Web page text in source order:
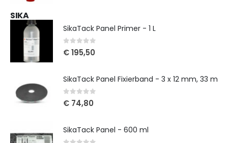
SIKA
SikaTack Panel Primer - 1 L
0out of 5
€195,50
SikaTack Panel Fixierband - 3 x 12 mm, 33 m
0out of 5
€ 74,80
SikaTack Panel - 600 ml